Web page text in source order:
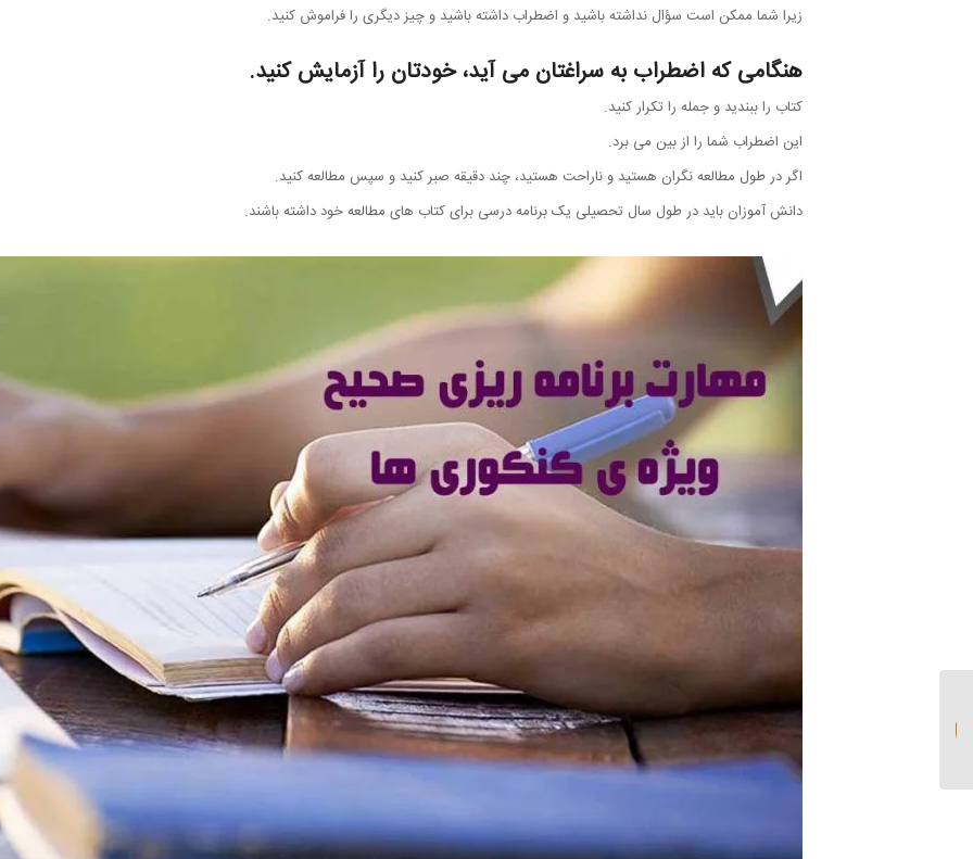
زیرا شما ممکن است سؤال نداشته باشید و اضطراب داشته باشید و چیز دیگری را فراموش کنید.
هنگامی که اضطراب به سراغتان می آید، خودتان را آزمایش کنید.
کتاب را ببندید و جمله را تکرار کنید.
این اضطراب شما را از بین می برد.
اگر در طول مطالعه نگران هستید و ناراحت هستید، چند دقیقه صبر کنید و سپس مطالعه کنید.
دانش آموزان باید در طول سال تحصیلی یک برنامه درسی برای کتاب های مطالعه خود داشته باشند.
اول طلاق بعد پشیمانی /
چه کارهایی پیش از طلاق
باید انجام داد؟...